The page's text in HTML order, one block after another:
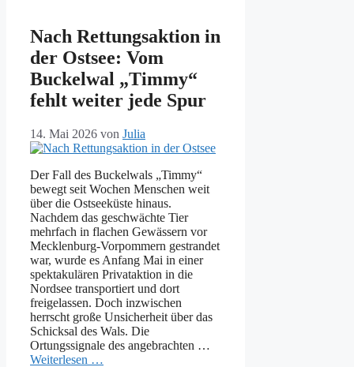
Nach Rettungsaktion in
der Ostsee: Vom
Buckelwal „Timmy“
fehlt weiter jede Spur
14. Mai 2026 von Julia
Der Fall des Buckelwals „Timmy“
bewegt seit Wochen Menschen weit
über die Ostseeküste hinaus.
Nachdem das geschwächte Tier
mehrfach in flachen Gewässern vor
Mecklenburg-Vorpommern gestrandet
war, wurde es Anfang Mai in einer
spektakulären Privataktion in die
Nordsee transportiert und dort
freigelassen. Doch inzwischen
herrscht große Unsicherheit über das
Schicksal des Wals. Die
Ortungssignale des angebrachten …
Weiterlesen …